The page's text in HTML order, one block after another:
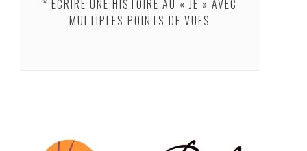
* ÉCRIRE UNE HISTOIRE AU « JE » AVEC
MULTIPLES POINTS DE VUES